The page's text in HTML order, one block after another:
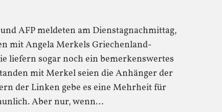
AFP meldeten am Dienstagnachmittag,
mit Angela Merkels Griechenland-
liefern sogar noch ein bemerkenswertes
mit Merkel seien die Anhänger der
der Linken gebe es eine Mehrheit für
Aber nur, wenn…